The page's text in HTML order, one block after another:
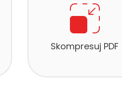
Skompresuj PDF